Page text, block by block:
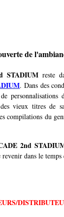
de
STADIUM reste
. Dans des
personnalisations
vieux titres de
compilations du
2nd
dans le